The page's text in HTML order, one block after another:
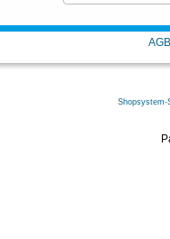
AGB
Shopsystem-